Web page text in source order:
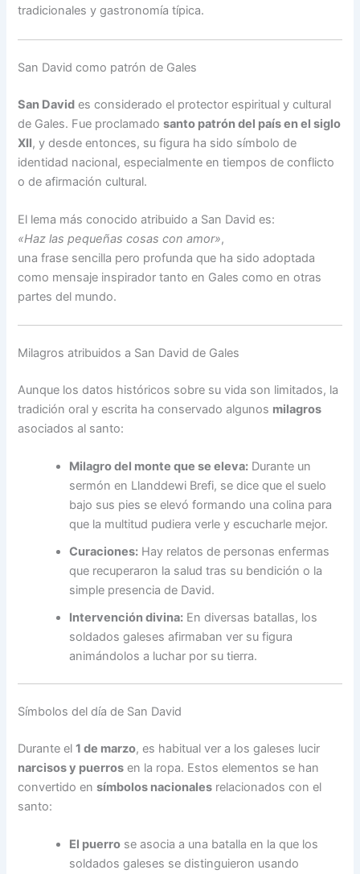
tradicionales y gastronomía típica.
San David como patrón de Gales
San David es considerado el protector espiritual y cultural
de Gales. Fue proclamadosanto patrón del país en el siglo
XII, y desde entonces, su figura ha sido símbolo de
identidad nacional, especialmente en tiempos de conflicto
o de afirmación cultural.
El lema más conocido atribuido a San David es:
«Haz las pequeñas cosas con amor»,
una frase sencilla pero profunda que ha sido adoptada
como mensaje inspirador tanto en Gales como en otras
partes del mundo.
Milagros atribuidos a San David de Gales
Aunque los datos históricos sobre su vida son limitados, la
tradición oral y escrita ha conservado algunos milagros
asociados al santo:
Milagro del monte que se eleva: Durante un
sermón en Llanddewi Brefi, se dice que el suelo
bajo sus pies se elevó formando una colina para
que la multitud pudiera verle y escucharle mejor.
Curaciones: Hay relatos de personas enfermas
que recuperaron la salud tras su bendición o la
simple presencia de David.
Intervención divina: En diversas batallas, los
soldados galeses afirmaban ver su figura
animándolos a luchar por su tierra.
Símbolos del día de San David
Durante el1 de marzo, es habitual ver a los galeses lucir
narcisos y puerros en la ropa. Estos elementos se han
convertido ensímbolos nacionales relacionados con el
santo:
El puerro se asocia a una batalla en la que los
soldados galeses se distinguieron usando